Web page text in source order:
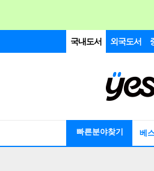
국내도서 외국도서
빠른분야찾기 베